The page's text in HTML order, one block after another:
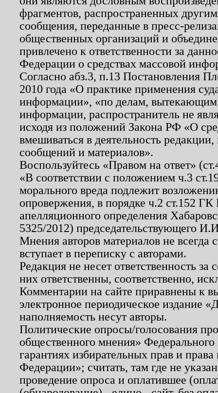
фрагментов, распространенных
сообщения, переданные в пресс-
общественных организаций и
привлечено к ответственности за
Федерации о средствах массовой
Согласно абз.3, п.13 Постановления
2010 года «О практике применения
информации», «по делам, вытекающим
информации, распространитель не
исходя из положений Закона РФ «О
вмешиваться в деятельность
сообщений и материалов».
Воспользуйтесь «Правом на ответ»
«В соответствии с положением ч.3
морального вреда подлежит
опровержения, в порядке ч.2 ст.152
апелляционного определения
5325/2012) председательствующего
Мнения авторов материалов не
вступает в переписку с авторами.
Редакция не несет ответственность
них ответственны, соответственно,
Комментарии на сайте приравнены к
электронное периодическое издание
наполняемость несут авторы.
Политические опросы/голосования
общественного мнения»
гарантиях избирательных прав и
Федерации»; считать, там где не
проведение опроса и оплатившее